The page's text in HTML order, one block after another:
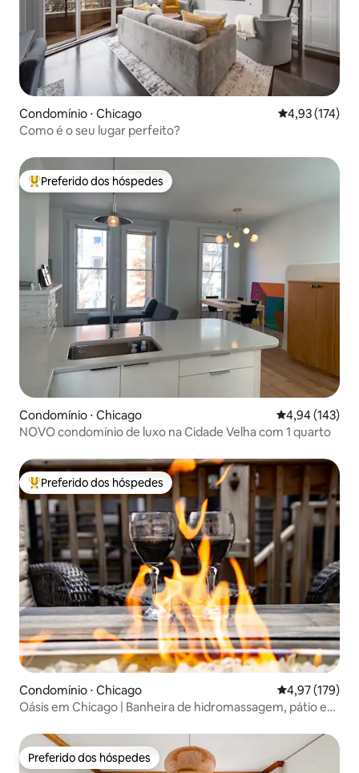
Condomínio ⋅ Chicago 4,93 de uma
4,93 (174)
Como é o seu lugar perfeito?
Entre os melhores preferidos dos hóspedes
Preferido dos hóspedes
Condomínio ⋅ Chicago 4,94 de uma
4,94 (143)
NOVO condomínio de luxo na Cidade Velha com 1 quarto
Entre os melhores preferidos dos hóspedes
Preferido dos hóspedes
Condomínio ⋅ Chicago 4,97 de uma
4,97 (179)
Oásis em Chicago | Banheira de hidromassagem, pátio e
Preferido dos hóspedes
Preferido dos hóspedes